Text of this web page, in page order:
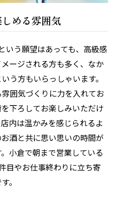
める雰囲気
いう願望はあっても、高級感
ージされる方も多く、なか
う方もいらっしゃいます。
囲気づくりに力を入れてお
下ろしてお楽しみいただけ
内は温かみを感じられるよ
酒と共に思い思いの時間が
小倉で朝まで営業している
目やお仕事終わりに立ち寄
。